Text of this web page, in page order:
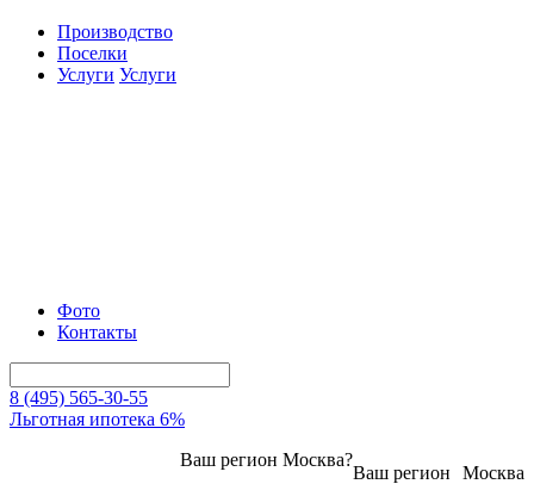
Производство
Поселки
Услуги Услуги
Фото
Контакты
8 (495) 565-30-55
Льготная ипотека 6%
Москва
Ваш регион
Ваш регион Москва?